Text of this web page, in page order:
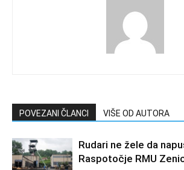
POVEZANI ČLANCI VIŠE OD AUTORA
Rudari ne žele da
Raspotočje RMU